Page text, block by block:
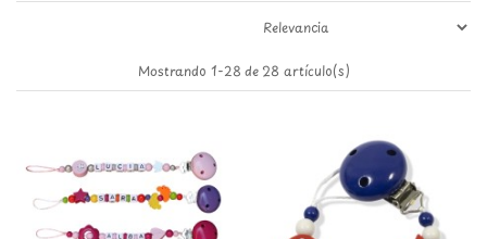
Mostrando 1-28 de 28 artículo(s)